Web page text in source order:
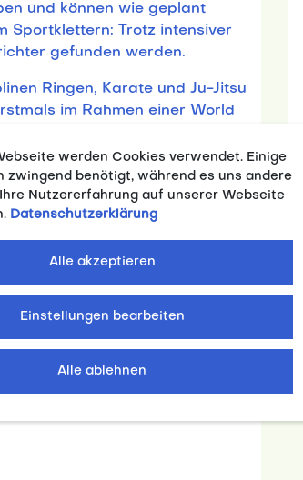
und können wie geplant
Sportklettern: Trotz intensiver
gefunden werden.
Ringen, Karate und Ju-Jitsu
im Rahmen einer World
seit vielen Jahren
allem von der WUC
Beide Veranstaltungen
haben die Events mit Sharm
attraktive
Athletinnen und
14 x Bronze) ein, woran
erneut starken deutschen
sportliche Höhepunkte und
Hochschulsports.
werden Cookies verwendet. Einige
zwingend benötigt, während es uns andere
Nutzererfahrung auf unserer Webseite
Datenschutzerklärung
Einstellungen bearbeiten
Alle ablehnen
Alle akzeptieren